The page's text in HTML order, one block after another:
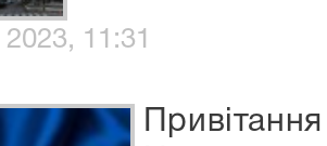
11:31